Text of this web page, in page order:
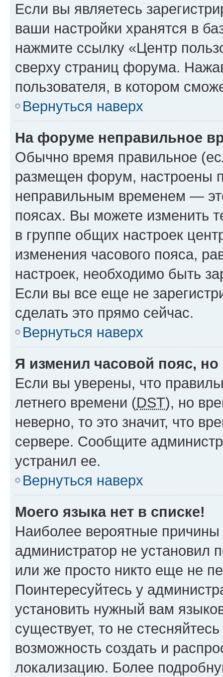
Если вы являетесь
ваши настройки хранятся в
нажмите ссылку «Центр
сверху страниц форума.
пользователя, в котором
Вернуться наверх
На форуме неправильное
Обычно время правильное
размещен форум, настроены
неправильным временем —
поясах. Вы можете изменить
в группе общих настроек
изменения часового пояса,
настроек, необходимо быть
Если вы все еще не
сделать это прямо сейчас.
Вернуться наверх
Я изменил часовой пояс,
Если вы уверены, что
летнего времени (DST), но
неверно, то это значит, что
сервере. Сообщите
устранил ее.
Вернуться наверх
Моего языка нет в списке!
Наиболее вероятные причины
администратор не установил
или же просто никто еще не
Поинтересуйтесь у
установить нужный вам
существует, то не
возможность создать и
локализацию. Более